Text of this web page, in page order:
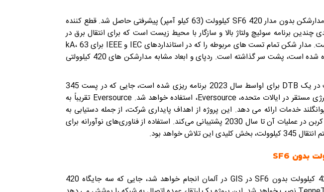
در آگوست سال جاری، با معرفی مدارشکن بدون مدار SF6 420 کیلوولت (63 کیلو آمپر) پیشرفتی حاصل شد. قطع کننده
چندین برنامه سوئیچ ولتاژ بالا و سازگار با محیط زیست است که برای انتقال برق در
مسافت های طولانی مورد نیاز است. مدار شکن تمام تست های مربوطه را که در استانداردهای IEC و IEEE برای 63 kA،
5000 A، 50 و 60 Hz شرح داده شده است، پشت سر گذاشته است. ردپای و ابعاد مشابه مدارشکن های 420 کیلوولتی
اولین نصب بریکر 420 کیلو ولت در یک DTB برای اواسط سال 2023 برنامه ریزی شده است، جایی که در پست 345
کیلوولت متعلق به ارائه دهنده انرژی مستقر در ایالات متحده، Eversource، استفاده خواهد شد. Eversource تقریباً به
خدمات ارائه می دهد. این پروژه از اهداف پایداری شرکت، از جمله دستیابی به
اهداف برای دستیابی به بی‌طرفی کربن در عملیات آن تا سال 2030 پشتیبانی می‌کند. استفاده از فناوری‌های نوآورانه برای
اولین کاربرد قطع کننده مدار 420 کیلوولت بدون SF6 در GIS در آلمان انجام خواهد شد، جایی که سه جایگاه 420